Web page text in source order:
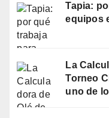
Tapia:
equipos
La
Torneo
uno de